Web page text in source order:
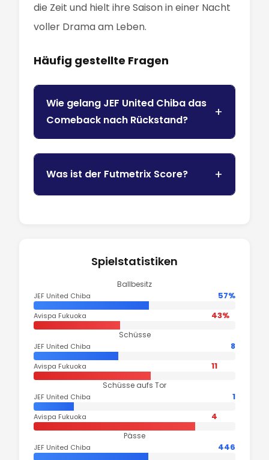
die Zeit und hielt ihre Saison in einer Nacht
voller Drama am Leben.
Häufig gestellte Fragen
Wie gelang JEF United Chiba das
Comeback nach Rückstand?
Was ist der Futmetrix Score?
Spielstatistiken
Ballbesitz
JEF United Chiba 57%
Avispa Fukuoka 43%
Schüsse
JEF United Chiba 8
Avispa Fukuoka 11
Schüsse aufs Tor
JEF United Chiba 1
Avispa Fukuoka 4
Pässe
JEF United Chiba 446